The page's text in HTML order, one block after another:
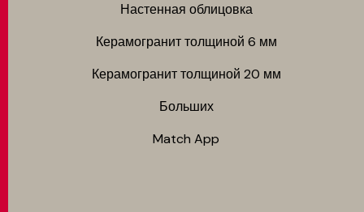
Настенная облицовка
Керамогранит толщиной 6 мм
Керамогранит толщиной 20 мм
Больших
Match App